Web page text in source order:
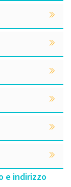
e indirizzo